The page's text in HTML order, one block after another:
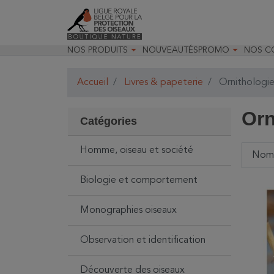
NOS PRODUITS 
Optique 
Randonnées & observations
Livres & papeterie
Décoration & accessoires
NOUVEAUTÉS PROMO 
Promo Optique
NOS
Nos
Accueil Livres & papeterie Ornithologie
Catégories
Homme, oiseau et société
Biologie et comportement
Monographies oiseaux
Observation et identification
Découverte des oiseaux